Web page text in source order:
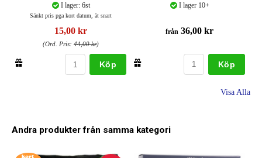
I lager: 6st
Sänkt pris pga kort datum, ät snart
15,00 kr
(Ord. Pris: 44,00 kr)
Köp
I lager 10+
från 36,00 kr
Köp
Visa Alla
Andra produkter från samma kategori